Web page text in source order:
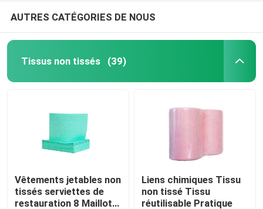
À la maison
À propos de nous
AUTRES CATÉGORIES DE NOUS
Tissus non tissés (39)
Vêtements jetables non
tissés serviettes de
restauration 8 Maillot
Liens chimiques Tissu
non tissé Tissu
réutilisable Pratique